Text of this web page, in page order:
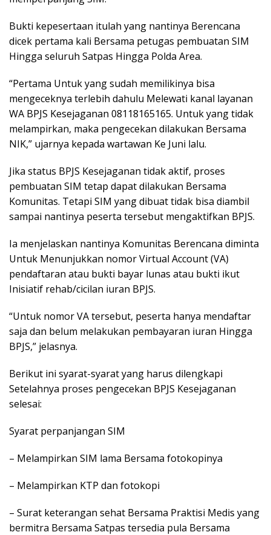
Bukti kepesertaan itulah yang nantinya Berencana
dicek pertama kali Bersama petugas pembuatan SIM
Hingga seluruh Satpas Hingga Polda Area.
“Pertama Untuk yang sudah memilikinya bisa
mengeceknya terlebih dahulu Melewati kanal layanan
WA BPJS Kesejaganan 08118165165. Untuk yang tidak
melampirkan, maka pengecekan dilakukan Bersama
NIK,” ujarnya kepada wartawan Ke Juni lalu.
Jika status BPJS Kesejaganan tidak aktif, proses
pembuatan SIM tetap dapat dilakukan Bersama
Komunitas. Tetapi SIM yang dibuat tidak bisa diambil
sampai nantinya peserta tersebut mengaktifkan BPJS.
Ia menjelaskan nantinya Komunitas Berencana diminta
Untuk Menunjukkan nomor Virtual Account (VA)
pendaftaran atau bukti bayar lunas atau bukti ikut
Inisiatif rehab/cicilan iuran BPJS.
“Untuk nomor VA tersebut, peserta hanya mendaftar
saja dan belum melakukan pembayaran iuran Hingga
BPJS,” jelasnya.
Berikut ini syarat-syarat yang harus dilengkapi
Setelahnya proses pengecekan BPJS Kesejaganan
selesai:
Syarat perpanjangan SIM
– Melampirkan SIM lama Bersama fotokopinya
– Melampirkan KTP dan fotokopi
– Surat keterangan sehat Bersama Praktisi Medis yang
bermitra Bersama Satpas tersedia pula Bersama